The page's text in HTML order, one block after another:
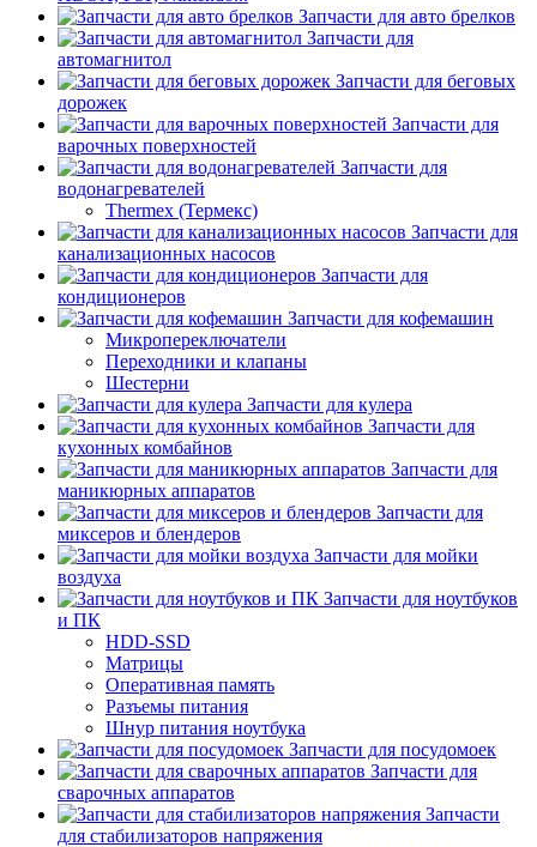
Запчасти для авто брелков
Запчасти для
автомагнитол
Запчасти для беговых
дорожек
Запчасти для
варочных поверхностей
Запчасти для
водонагревателей
Thermex (Термекс)
Запчасти для
канализационных насосов
Запчасти для
кондиционеров
Запчасти для кофемашин
Микропереключатели
Переходники и клапаны
Шестерни
Запчасти для кулера
Запчасти для
кухонных комбайнов
Запчасти для
маникюрных аппаратов
Запчасти для
миксеров и блендеров
Запчасти для мойки
воздуха
Запчасти для ноутбуков
и ПК
HDD-SSD
Матрицы
Оперативная память
Разъемы питания
Шнур питания ноутбука
Запчасти для посудомоек
Запчасти для
сварочных аппаратов
Запчасти
для стабилизаторов напряжения